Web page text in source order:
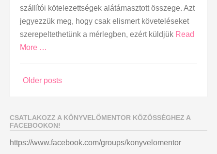
szállítói kötelezettségek alátámasztott összege. Azt
jegyezzük meg, hogy csak elismert követeléseket
szerepeltethetünk a mérlegben, ezért küldjük Read
More …
Posts
Older posts
CSATLAKOZZ A KÖNYVELŐMENTOR KÖZÖSSÉGHEZ A
FACEBOOKON!
https://www.facebook.com/groups/konyvelomentor